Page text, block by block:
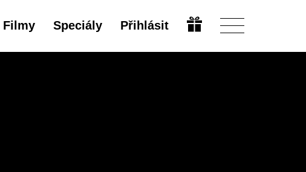
Filmy Speciály Přihlásit